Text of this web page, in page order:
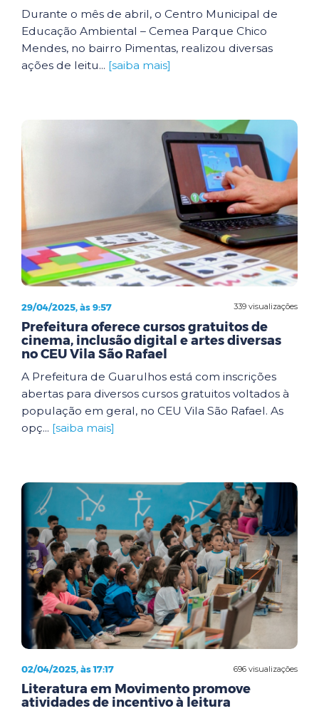
Durante o mês de abril, o Centro Municipal de
Educação Ambiental – Cemea Parque Chico
Mendes, no bairro Pimentas, realizou diversas
ações de leitu... [saiba mais]
339 visualizações
29/04/2025, às 9:57
Prefeitura oferece cursos gratuitos de
cinema, inclusão digital e artes diversas
no CEU Vila São Rafael
A Prefeitura de Guarulhos está com inscrições
abertas para diversos cursos gratuitos voltados à
população em geral, no CEU Vila São Rafael. As
opç... [saiba mais]
696 visualizações
02/04/2025, às 17:17
Literatura em Movimento promove
atividades de incentivo à leitura